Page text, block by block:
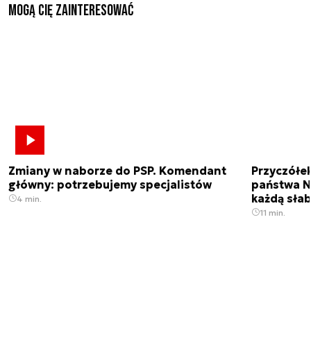
Mogą Cię zainteresować
Zmiany w naborze do PSP. Komendant
główny: potrzebujemy specjalistów
4 min.
państwa
każdą
11 min.